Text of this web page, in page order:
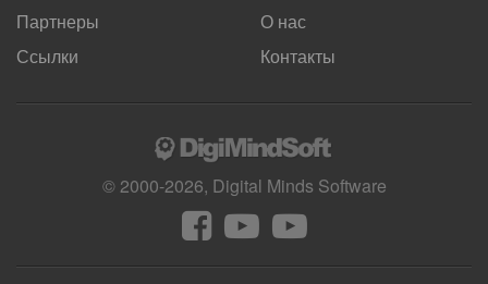
Партнеры
Ссылки
О нас
Контакты
© 2000-2026, Digital Minds Software